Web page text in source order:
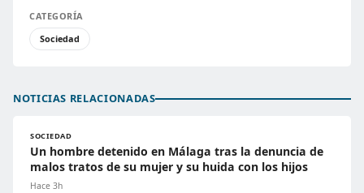
CATEGORÍA
Sociedad
NOTICIAS RELACIONADAS
SOCIEDAD
Un hombre detenido en Málaga tras la denuncia de
malos tratos de su mujer y su huida con los hijos
Hace 3h